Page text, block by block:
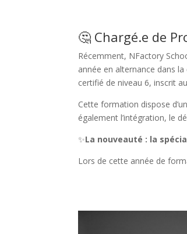
🤔 Chargé.e de
Récemment, NFactory
année en alternance dans
certifié de niveau 6, inscrit
Cette formation dispose
également l’intégration, le
✨La nouveauté : la
Lors de cette année de